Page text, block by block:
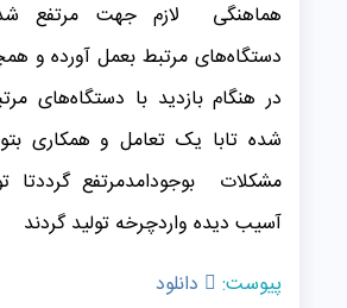
هماهنگی لازم جهت مرتفع
دستگاه‌های مرتبط بعمل آورده و
در هنگام بازدید با دستگاه‌های
شده تابا یک تعامل و همکاری
مشکلات بوجودامدمرتفع گرددتا
آسیب دیده واردچرخه تولید گردند
پیوست:
دانلود